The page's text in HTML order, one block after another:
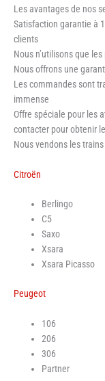
Les avantages de nos
Satisfaction garantie à
clients
Nous n’utilisons que
Nous offrons une
Les commandes sont
immense
Offre spéciale pour les
contacter pour obtenir
Nous vendons les
Citroën
Berlingo
C5
Saxo
Xsara
Xsara Picasso
Peugeot
106
206
306
Partner